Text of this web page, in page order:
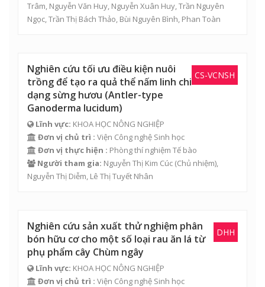
Trâm, Nguyễn Văn Huy, Nguyễn Xuân Huy,Trần Nguyên
Ngọc,Trần Thị Bách Thảo, Bùi Nguyên Bình, Phan Toàn
CS-VCNSH
Nghiên cứu tối ưu điều kiện nuôi
trồng để tạo ra quả thể nấm linh chi
dạng sừng hươu (Antler-type
Ganoderma lucidum)
Lĩnh vực: KHOA HỌC NÔNG NGHIỆP
Đơn vị chủ trì : Viện Công nghệ Sinh học
Đơn vị thực hiện : Phòng thí nghiệm Tế bào
Người tham gia: Nguyễn Thị Kim Cúc (Chủ nhiệm),
Nguyễn Thị Diễm, Lê Thị Tuyết Nhân
DHH
Nghiên cứu sản xuất thử nghiệm phân
bón hữu cơ cho một số loại rau ăn lá từ
phụ phẩm cây Chùm ngây
Lĩnh vực: KHOA HỌC NÔNG NGHIỆP
Đơn vị chủ trì : Viện Công nghệ Sinh học